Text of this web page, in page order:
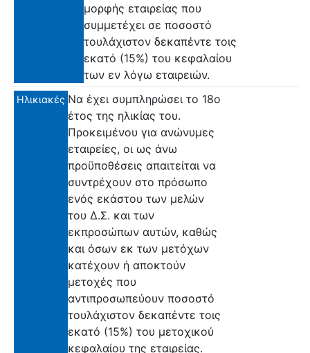
μορφής εταιρείας που
συμμετέχει σε ποσοστό
τουλάχιστον δεκαπέντε τοις
εκατό (15%) του κεφαλαίου
των εν λόγω εταιρειών.
Ηλικιακές Να έχει συμπληρώσει το 18ο
έτος της ηλικίας του.
Προκειμένου για ανώνυμες
εταιρείες, οι ως άνω
προϋποθέσεις απαιτείται να
συντρέχουν στο πρόσωπο
ενός εκάστου των μελών
του Δ.Σ. και των
εκπροσώπων αυτών, καθώς
και όσων εκ των μετόχων
κατέχουν ή αποκτούν
μετοχές που
αντιπροσωπεύουν ποσοστό
τουλάχιστον δεκαπέντε τοις
εκατό (15%) του μετοχικού
κεφαλαίου της εταιρείας.